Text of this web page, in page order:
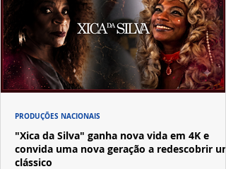
"Xica da Silva" ganha nova vida em 4K e
convida uma nova geração a redescobrir um
clássico
PRODUÇÕES NACIONAIS